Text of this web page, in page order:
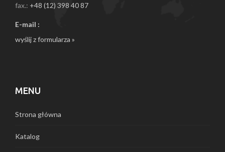
fax.: +48 (12) 398 40 87
E-mail :
wyślij z formularza »
MENU
Strona główna
Katalog